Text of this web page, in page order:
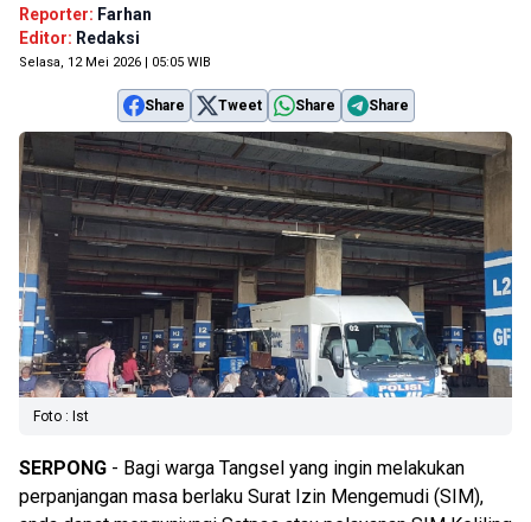
Reporter: Farhan
Editor: Redaksi
Selasa, 12 Mei 2026 | 05:05 WIB
Share Tweet Share Share
Foto : Ist
SERPONG - Bagi warga Tangsel yang ingin melakukan
perpanjangan masa berlaku Surat Izin Mengemudi (SIM),